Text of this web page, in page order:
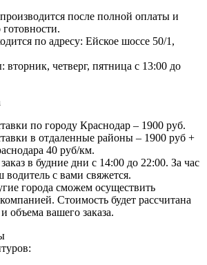
после полной оплаты и
по адресу: Ейское шоссе 50/1,
вторник, четверг, пятница с 13:00 до
по городу Краснодар – 1900 руб.
в отдаленные районы – 1900 руб +
40 руб/км.
в будние дни с 14:00 до 22:00. За час
водитель с вами свяжется.
города сможем осуществить
Стоимость будет рассчитана
объема вашего заказа.